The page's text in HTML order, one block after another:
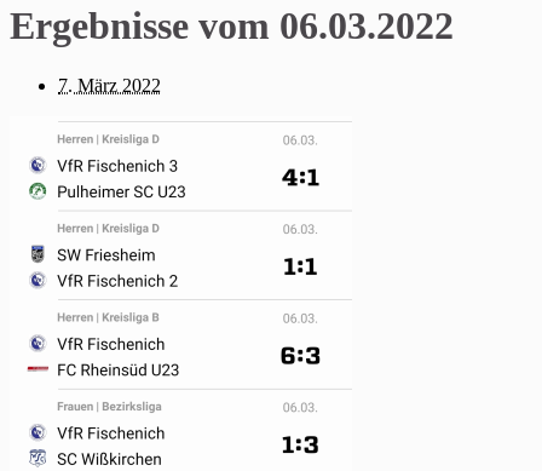
Ergebnisse vom 06.03.2022
7. März 2022